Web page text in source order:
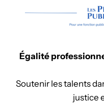
Égalité
Soutenir les talents
justice